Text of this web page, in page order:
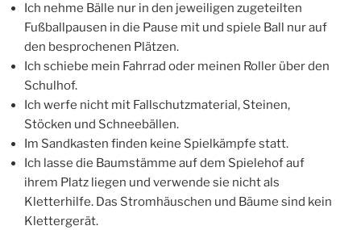
Ich nehme Bälle nur in den jeweiligen zugeteilten
Fußballpausen in die Pause mit und spiele Ball nur auf
den besprochenen Plätzen.
Ich schiebe mein Fahrrad oder meinen Roller über den
Schulhof.
Ich werfe nicht mit Fallschutzmaterial, Steinen,
Stöcken und Schneebällen.
Im Sandkasten finden keine Spielkämpfe statt.
Ich lasse die Baumstämme auf dem Spielehof auf
ihrem Platz liegen und verwende sie nicht als
Kletterhilfe. Das Stromhäuschen und Bäume sind kein
Klettergerät.